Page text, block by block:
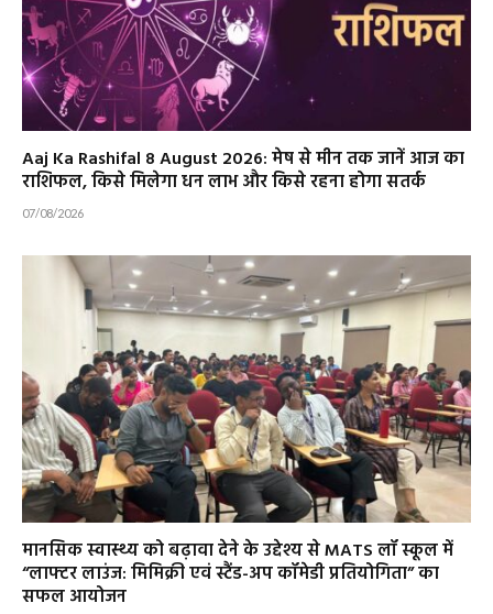
Aaj Ka Rashifal 8 August 2026: मेष से मीन तक जानें आज का
राशिफल, किसे मिलेगा धन लाभ और किसे रहना होगा सतर्क
07/08/2026
मानसिक स्वास्थ्य को बढ़ावा देने के उद्देश्य से MATS लॉ स्कूल में
“लाफ्टर लाउंज: मिमिक्री एवं स्टैंड-अप कॉमेडी प्रतियोगिता” का
सफल आयोजन